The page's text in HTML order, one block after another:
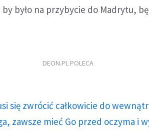
było na przybycie do Madrytu,
DEON.PL POLECA
się zwrócić całkowicie do
zawsze mieć Go przed oczyma i